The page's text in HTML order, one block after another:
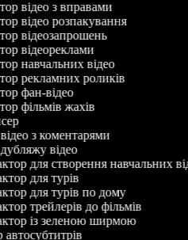
відео з вправами
відео розпакування
відеозапрошень
відеореклами
навчальних відео
рекламних роликів
фан-відео
фільмів жахів
відео з коментарями
дубляжу відео
для створення навчальних
для турів
для турів по дому
трейлерів до фільмів
із зеленою ширмою
автосубтитрів